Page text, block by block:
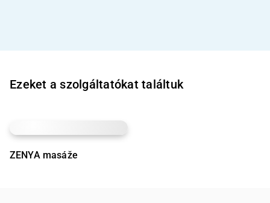
Ezeket a szolgáltatókat találtuk
ZENYA masáže